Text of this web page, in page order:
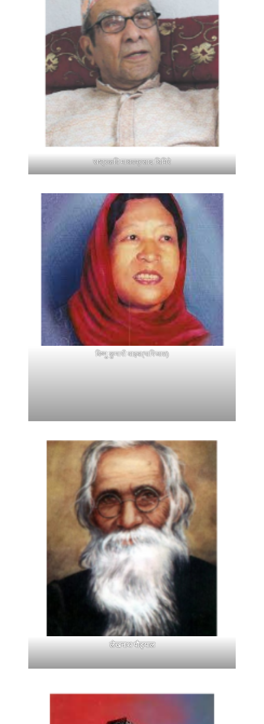
राष्ट्रकवि माधवप्रसाद घिमिरे
विष्णु कुमारी वाइबा(पारिजात)
लेखनाथ पौड्याल